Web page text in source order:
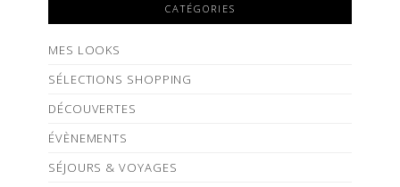
CATÉGORIES
MES LOOKS
SÉLECTIONS SHOPPING
DÉCOUVERTES
ÉVÈNEMENTS
SÉJOURS & VOYAGES